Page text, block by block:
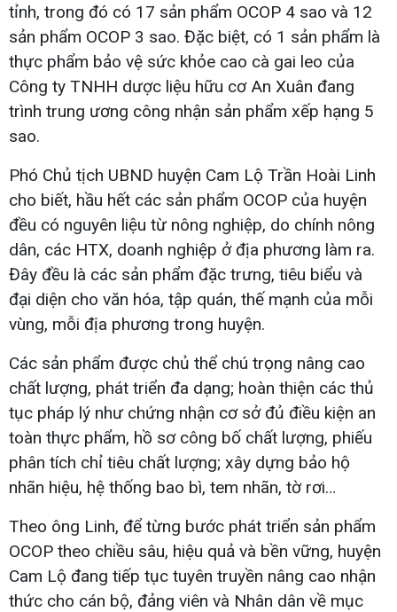
tỉnh, trong đó có 17 sản phẩm OCOP 4 sao và 12
sản phẩm OCOP 3 sao. Đặc biệt, có 1 sản phẩm là
thực phẩm bảo vệ sức khỏe cao cà gai leo của
Công ty TNHH dược liệu hữu cơ An Xuân đang
trình trung ương công nhận sản phẩm xếp hạng 5
sao.
Phó Chủ tịch UBND huyện Cam Lộ Trần Hoài Linh
cho biết, hầu hết các sản phẩm OCOP của huyện
đều có nguyên liệu từ nông nghiệp, do chính nông
dân, các HTX, doanh nghiệp ở địa phương làm ra.
Đây đều là các sản phẩm đặc trưng, tiêu biểu và
đại diện cho văn hóa, tập quán, thế mạnh của mỗi
vùng, mỗi địa phương trong huyện.
Các sản phẩm được chủ thể chú trọng nâng cao
chất lượng, phát triển đa dạng; hoàn thiện các thủ
tục pháp lý như chứng nhận cơ sở đủ điều kiện an
toàn thực phẩm, hồ sơ công bố chất lượng, phiếu
phân tích chỉ tiêu chất lượng; xây dựng bảo hộ
nhãn hiệu, hệ thống bao bì, tem nhãn, tờ rơi…
Theo ông Linh, để từng bước phát triển sản phẩm
OCOP theo chiều sâu, hiệu quả và bền vững, huyện
Cam Lộ đang tiếp tục tuyên truyền nâng cao nhận
thức cho cán bộ, đảng viên và Nhân dân về mục